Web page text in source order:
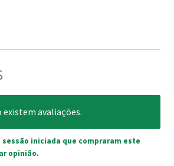
existem avaliações.
iniciada que compraram este
opinião.